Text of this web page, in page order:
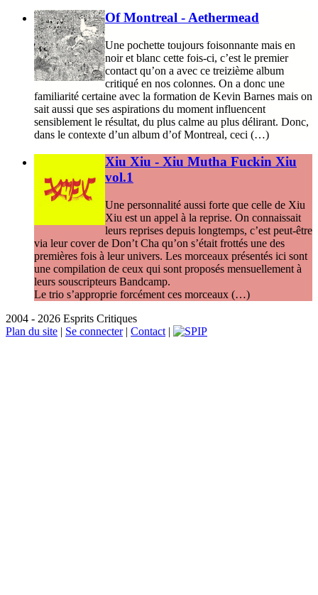
Of Montreal - Aethermead
Une pochette toujours foisonnante mais en
noir et blanc cette fois-ci, c’est le premier
contact qu’on a avec ce treizième album
critiqué en nos colonnes. On a donc une
familiarité certaine avec la formation de Kevin Barnes mais on
sait aussi que ses aspirations du moment influencent
sensiblement le résultat, du plus calme au plus délirant. Donc,
dans le contexte d’un album d’of Montreal, ceci (…)
Xiu Xiu - Xiu Mutha Fuckin Xiu
vol.1
Une personnalité aussi forte que celle de Xiu
Xiu est un appel à la reprise. On connaissait
leurs reprises depuis longtemps, c’est peut-être
via leur cover de Don’t Cha qu’on s’était frottés une des
premières fois à leur univers. Les morceaux présentés ici sont
une compilation de ceux qui sont proposés mensuellement à
leurs souscripteurs Bandcamp.
Le trio s’approprie forcément ces morceaux (…)
2004 - 2026 Esprits Critiques
Plan du site | Se connecter| Contact |